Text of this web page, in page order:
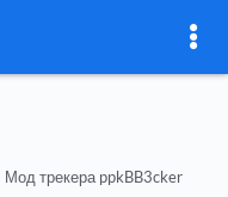
Мод трекера ppkBB3cker